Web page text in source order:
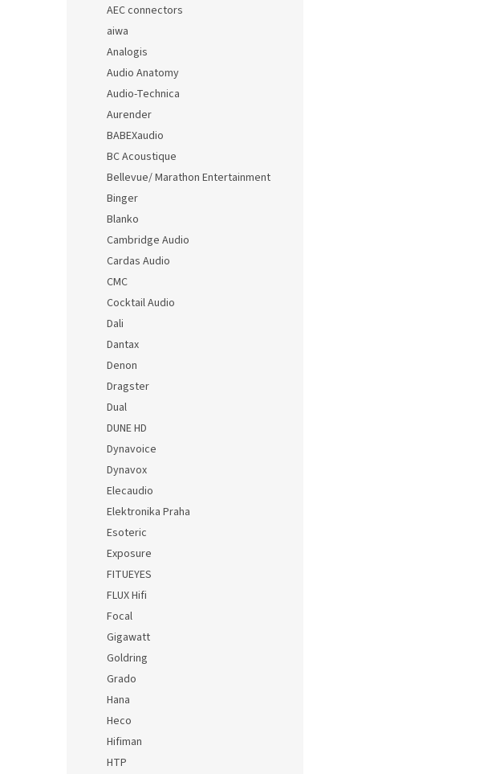
AEC connectors
aiwa
Analogis
Audio Anatomy
Audio-Technica
Aurender
BABEXaudio
BC Acoustique
Bellevue/ Marathon Entertainment
Binger
Blanko
Cambridge Audio
Cardas Audio
CMC
Cocktail Audio
Dali
Dantax
Denon
Dragster
Dual
DUNE HD
Dynavoice
Dynavox
Elecaudio
Elektronika Praha
Esoteric
Exposure
FITUEYES
FLUX Hifi
Focal
Gigawatt
Goldring
Grado
Hana
Heco
Hifiman
HTP